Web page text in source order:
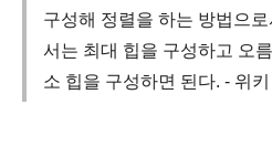
구성해 정렬을 하는 방법으
서는 최대 힙을 구성하고 오
소 힙을 구성하면 된다. - 위